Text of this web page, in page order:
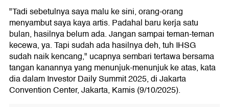
"Tadi sebetulnya saya malu ke sini, orang-orang
menyambut saya kaya artis. Padahal baru kerja satu
bulan, hasilnya belum ada. Jangan sampai teman-teman
kecewa, ya. Tapi sudah ada hasilnya deh, tuh IHSG
sudah naik kencang," ucapnya sembari tertawa bersama
tangan kanannya yang menunjuk-menunjuk ke atas, kata
dia dalam Investor Daily Summit 2025, di Jakarta
Convention Center, Jakarta, Kamis (9/10/2025).